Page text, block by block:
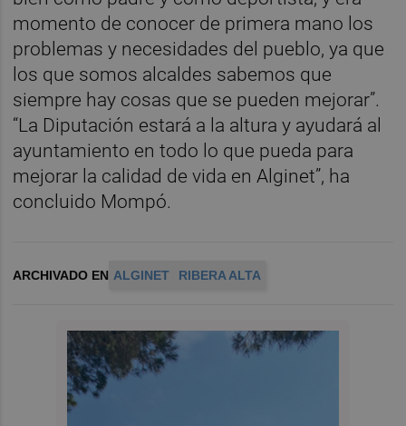
momento de conocer de primera mano los
problemas y necesidades del pueblo, ya que
los que somos alcaldes sabemos que
siempre hay cosas que se pueden mejorar”.
“La Diputación estará a la altura y ayudará al
ayuntamiento en todo lo que pueda para
mejorar la calidad de vida en Alginet”, ha
concluido Mompó.
ARCHIVADO EN ALGINET RIBERA ALTA